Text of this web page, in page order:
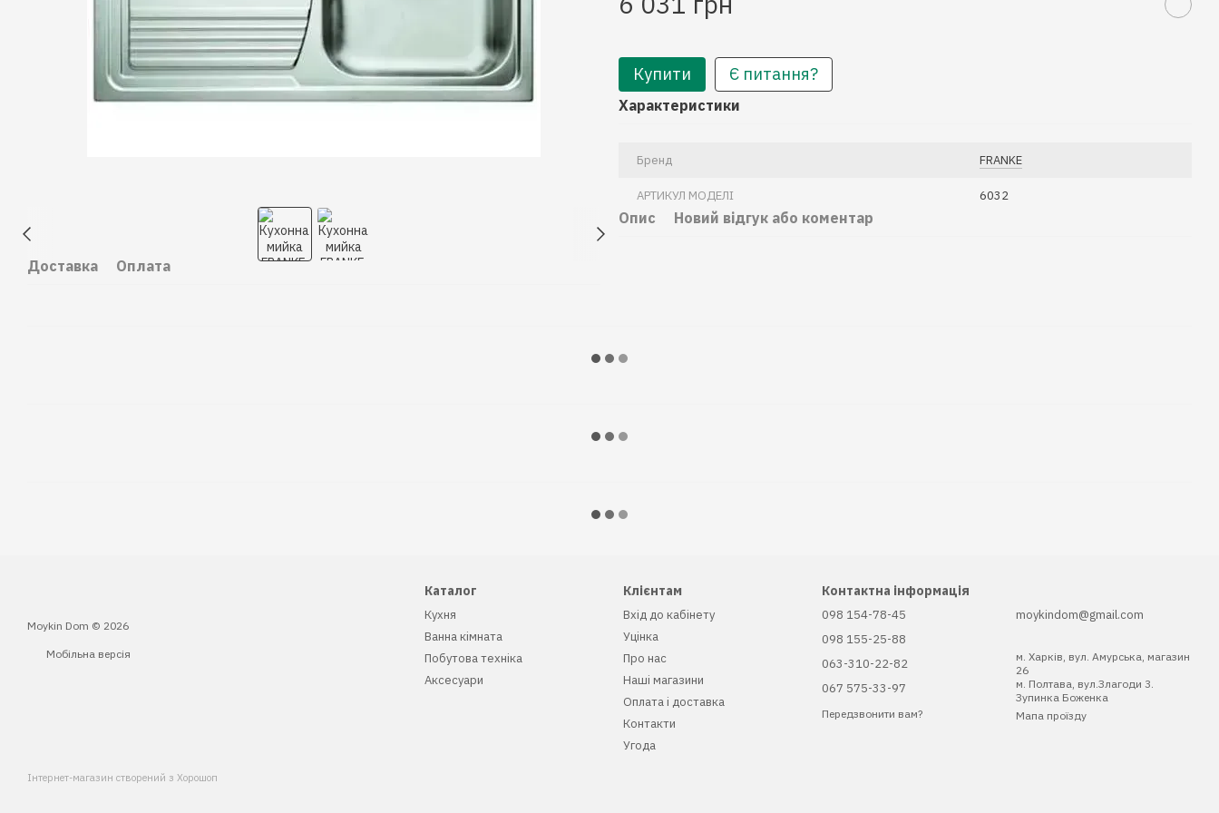
Доставка Оплата
Купити Є питання?
Характеристики
Бренд FRANKE
АРТИКУЛ МОДЕЛІ 6032
Опис Новий відгук або коментар
Moykin Dom © 2026
Мобільна версія
Інтернет-магазин створений з Хорошоп
Каталог
Кухня
Ванна кімната
Побутова техніка
Аксесуари
Клієнтам
Вхід до кабінету
Уцінка
Про нас
Наші магазини
Оплата і доставка
Контакти
Угода
Контактна інформація
098 154-78-45
098 155-25-88
063-310-22-82
067 575-33-97
Передзвонити вам?
moykindom@gmail.com
м. Харків, вул. Амурська, магазин
26
м. Полтава, вул.Злагоди 3.
Зупинка Боженка
Мапа проїзду